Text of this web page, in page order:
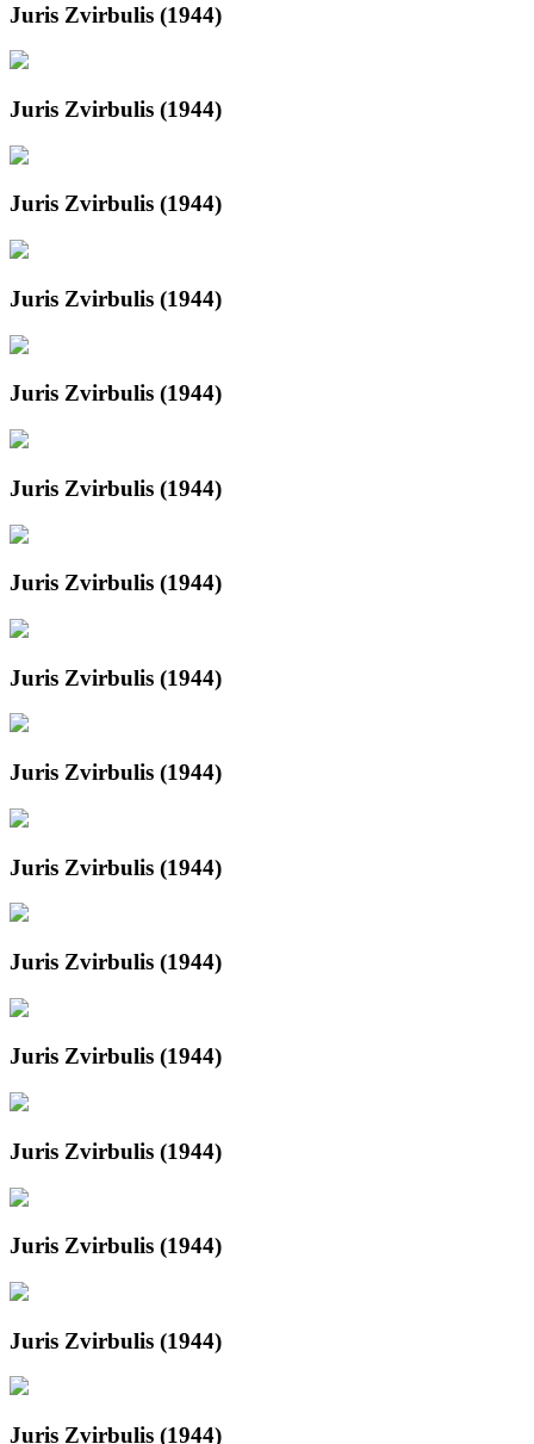
Juris Zvirbulis (1944)
Juris Zvirbulis (1944)
Juris Zvirbulis (1944)
Juris Zvirbulis (1944)
Juris Zvirbulis (1944)
Juris Zvirbulis (1944)
Juris Zvirbulis (1944)
Juris Zvirbulis (1944)
Juris Zvirbulis (1944)
Juris Zvirbulis (1944)
Juris Zvirbulis (1944)
Juris Zvirbulis (1944)
Juris Zvirbulis (1944)
Juris Zvirbulis (1944)
Juris Zvirbulis (1944)
Juris Zvirbulis (1944)